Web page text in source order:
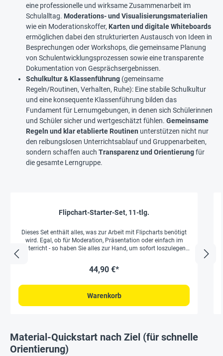
eine professionelle und wirksame Zusammenarbeit im
Schulalltag. Moderations- und Visualisierungsmaterialien
wie ein Moderationskoffer, Karten und digitale Whiteboards
ermöglichen dabei den strukturierten Austausch von Ideen in
Besprechungen oder Workshops, die gemeinsame Planung
von Schulentwicklungsprozessen sowie eine transparente
Dokumentation von Gesprächsergebnissen.
Schulkultur & Klassenführung (gemeinsame
Regeln/Routinen, Verhalten, Ruhe): Eine stabile Schulkultur
und eine konsequente Klassenführung bilden das
Fundament für Lernumgebungen, in denen sich Schülerinnen
und Schüler sicher und wertgeschätzt fühlen. Gemeinsame
Regeln und klar etablierte Routinen unterstützen nicht nur
den reibungslosen Unterrichtsablauf und Gruppenarbeiten,
sondern schaffen auch Transparenz und Orientierungfür
die gesamte Lerngruppe.
Flipchart-Starter-Set, 11-tlg.
Dieses Set enthält alles, was zur Arbeit mit Flipcharts benötigt
wird. Egal, ob für Moderation, Präsentation oder einfach im
Unterricht - so haben Sie alles zur Hand, um sofort loszulegen.
Natürlich kann das Set auch verwendet werden, um den eigenen
sofortigen Loslegen insgesamt 100 Blatt Papier, chlorfrei
Starter-Set bestehend aus: 5 Blöcke à 20 Blatt, 80 g/m²,
44,90 €*
Warenkorb
Material-Quickstart nach Ziel (für schnelle
Orientierung)